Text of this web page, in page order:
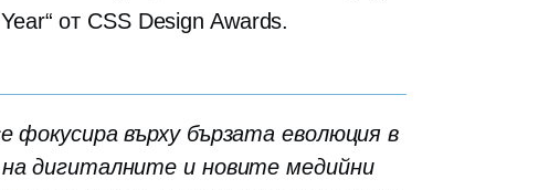
от CSS Design Awards.
фокусира върху бързата еволюция в
дигиталните и новите медийни